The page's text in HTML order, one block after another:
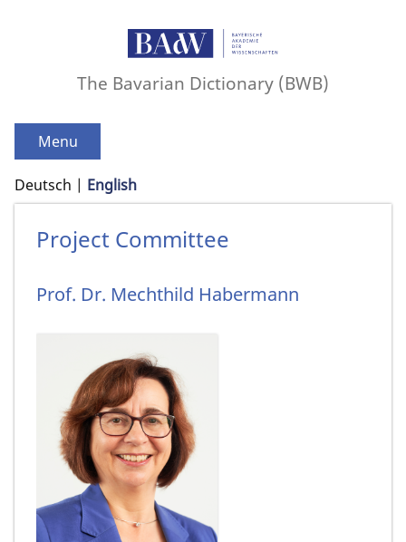
The Bavarian Dictionary (BWB)
Menu
Deutsch English
Project Committee
Prof. Dr. Mechthild Habermann